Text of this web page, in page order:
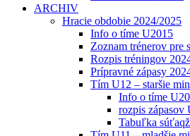
ARCHIV
Hracie obdobie 2024/2025
Info o tíme U2015
Zoznam trénerov pre
Rozpis tréningov
Prípravné zápasy
Tím U12 – staršie
Info o tíme
rozpis zápasov
Tabuľka